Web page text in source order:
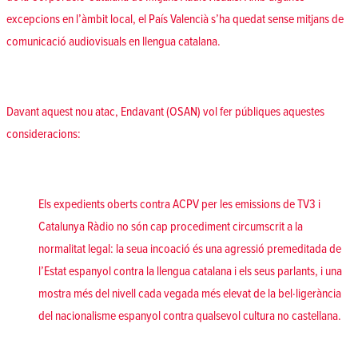
excepcions en l’àmbit local, el País Valencià s’ha quedat sense mitjans de
comunicació audiovisuals en llengua catalana.
Davant aquest nou atac, Endavant (OSAN) vol fer públiques aquestes
consideracions:
Els expedients oberts contra ACPV per les emissions de TV3 i
Catalunya Ràdio no són cap procediment circumscrit a la
normalitat legal: la seua incoació és una agressió premeditada de
l’Estat espanyol contra la llengua catalana i els seus parlants, i una
mostra més del nivell cada vegada més elevat de la bel·ligerància
del nacionalisme espanyol contra qualsevol cultura no castellana.